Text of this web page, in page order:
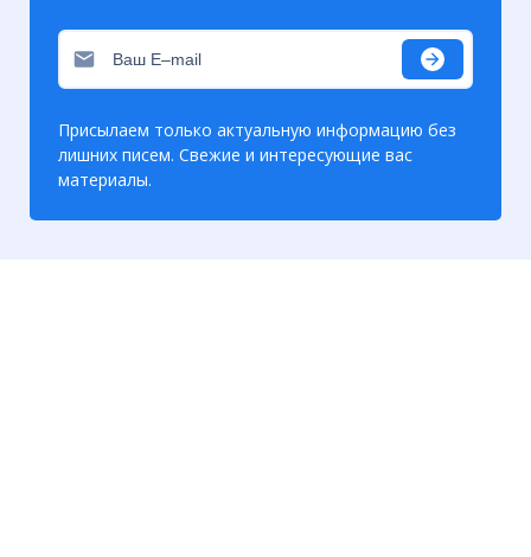
Присылаем только актуальную информацию без
лишних писем. Свежие и интересующие вас
материалы.